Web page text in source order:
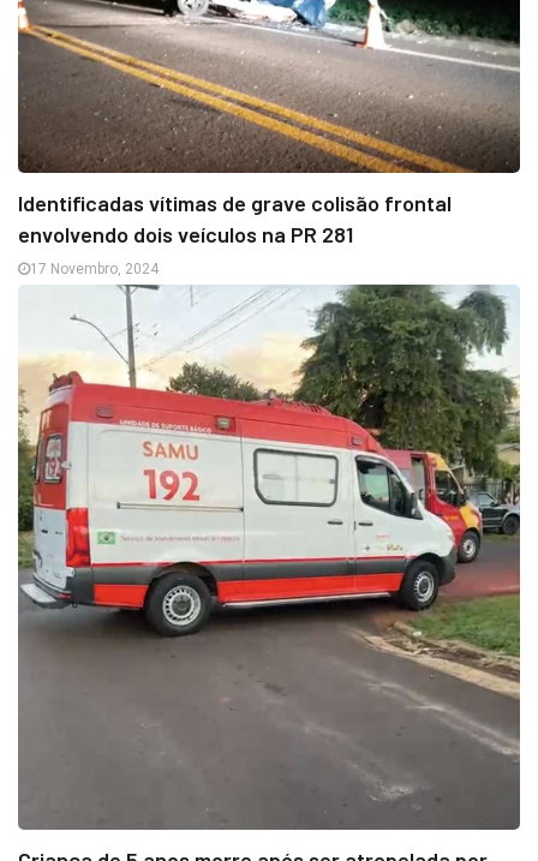
Identificadas vítimas de grave colisão frontal
envolvendo dois veículos na PR 281
17 Novembro, 2024